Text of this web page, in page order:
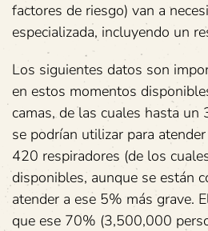
factores de riesgo) van a
especializada, incluyendo un
Los siguientes datos son
en estos momentos
camas, de las cuales hasta
se podrían utilizar para
420 respiradores (de los
disponibles, aunque se están
atender a ese 5% más grave.
que ese 70% (3,500,000